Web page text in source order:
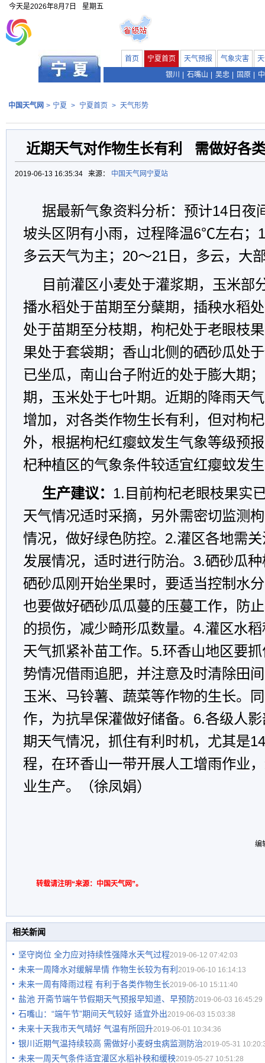
今天是2026年8月7日 星期五
首页 宁夏首页 天气预报 气象灾害
银川
石嘴山 吴忠 固原
中国天气网 > 宁夏 > 宁夏首页 > 天气形势
近期天气对作物生长有利 需做好各
2019-06-13 16:35:34 来源： 中国天气网宁夏站
据最新气象资料分析：预计14日夜
坡头区阴有小雨，过程降温6℃左右；
多云天气为主；20～21日，多云，大
目前灌区小麦处于灌浆期，玉米部
播水稻处于苗期至分蘖期，插秧水稻
处于苗期至分枝期，枸杞处于老眼枝
果处于套袋期；香山北侧的硒砂瓜处
已坐瓜，南山台子附近的处于膨大期
期，玉米处于七叶期。近期的降雨天
增加，对各类作物生长有利，但对枸
外，根据枸杞红瘿蚊发生气象等级预
杞种植区的气象条件较适宜红瘿蚊发
生产建议： 1.目前枸杞老眼枝果实
天气情况适时采摘，另外需密切监测
情况，做好绿色防控。2.灌区各地需
发展情况，适时进行防治。3.硒砂瓜
硒砂瓜刚开始坐果时，要适当控制水
也要做好硒砂瓜瓜蔓的压蔓工作，防
的损伤，减少畸形瓜数量。4.灌区水
天气抓紧补苗工作。5.环香山地区要
势情况借雨追肥，并注意及时清除田
玉米、马铃薯、蔬菜等作物的生长。
作，为抗旱保灌做好储备。6.各级人
期天气情况，抓住有利时机，尤其是
程，在环香山一带开展人工增雨作业
业生产。（徐凤娟）
编
转载请注明“来源：中国天气网”。
相关新闻
坚守岗位 全力应对持续性强降水天气过程2019-06-12 07:42:03
未来一周降水对缓解旱情 作物生长较为有利 2019-06-10 16:14:13
未来一周有降雨过程 有利于各类作物生长2019-06-10 15:11:40
盐池 开斋节端午节假期天气预报早知道、早预防2019-06-03 16:45:29
石嘴山：“端午节”期间天气较好 适宜外出2019-06-03 15:03:38
未来十天我市天气晴好 气温有所回升2019-06-01 10:34:36
银川近期气温持续较高 需做好小麦蚜虫病监测防治2019-05-31
未来一周天气条件适宜灌区水稻补秧和缓秧2019-05-27 10:51:28